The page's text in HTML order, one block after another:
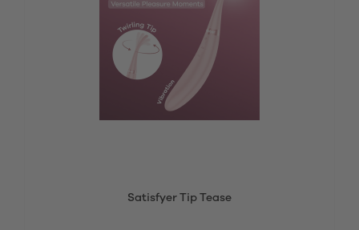
Satisfyer Tip Tease